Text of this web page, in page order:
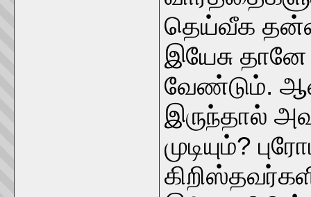
தெய்வீக
இயேசு தானே
வேண்டும்.
இருந்தால்
முடியும்?